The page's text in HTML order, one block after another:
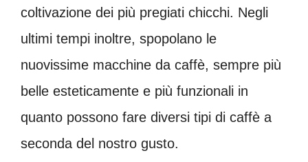
coltivazione dei più pregiati chicchi. Negli
ultimi tempi inoltre, spopolano le
nuovissime macchine da caffè, sempre più
belle esteticamente e più funzionali in
quanto possono fare diversi tipi di caffè a
seconda del nostro gusto.